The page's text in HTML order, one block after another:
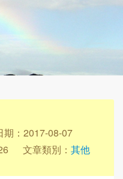
期：2017-08-07
文章類別： 其他